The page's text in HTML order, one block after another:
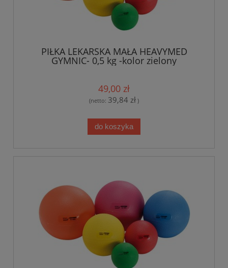
PIŁKA LEKARSKA MAŁA HEAVYMED
GYMNIC- 0,5 kg -kolor zielony
49,00 zł
(netto: 39,84 zł )
do koszyka